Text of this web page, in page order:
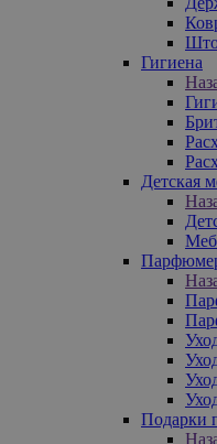
Гигиена
Детская
Подарки